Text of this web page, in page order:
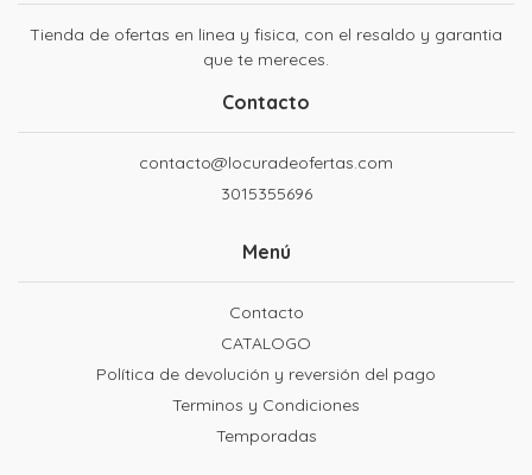
Tienda de ofertas en linea y fisica, con el resaldo y garantia
que te mereces.
Contacto
contacto@locuradeofertas.com
3015355696
Menú
Contacto
CATALOGO
Política de devolución y reversión del pago
Terminos y Condiciones
Temporadas